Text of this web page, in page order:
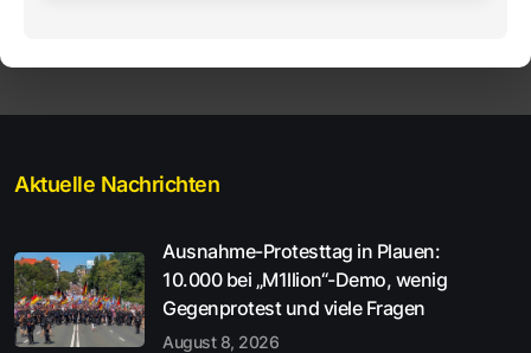
Aktuelle Nachrichten
Ausnahme-Protesttag in Plauen:
10.000 bei „M1llion“-Demo, wenig
Gegenprotest und viele Fragen
August 8, 2026